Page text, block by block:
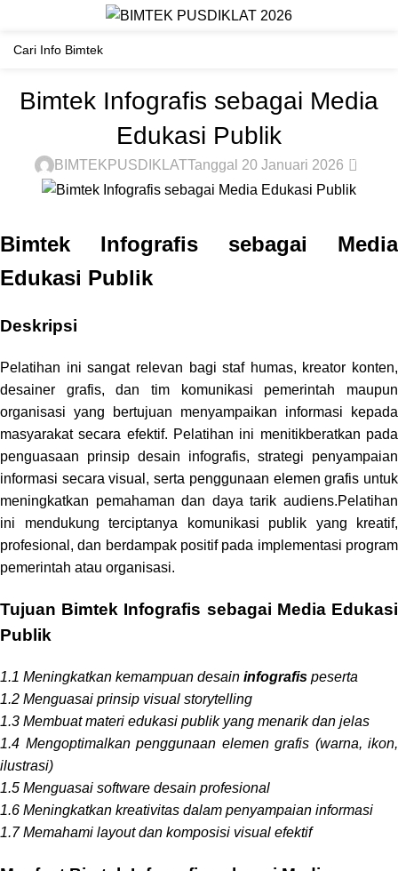
Materi Bimtek
Bimtek Infografis sebagai Media
Edukasi Publik
BIMTEKPUSDIKLATTanggal 20 Januari 2026 0
Bimtek Infografis sebagai Media
Edukasi Publik
Deskripsi
Pelatihan ini sangat relevan bagi staf humas, kreator konten,
desainer grafis, dan tim komunikasi pemerintah maupun
organisasi yang bertujuan menyampaikan informasi kepada
masyarakat secara efektif. Pelatihan ini menitikberatkan pada
penguasaan prinsip desain infografis, strategi penyampaian
informasi secara visual, serta penggunaan elemen grafis untuk
meningkatkan pemahaman dan daya tarik audiens.Pelatihan
ini mendukung terciptanya komunikasi publik yang kreatif,
profesional, dan berdampak positif pada implementasi program
pemerintah atau organisasi.
Tujuan Bimtek Infografis sebagai Media Edukasi
Publik
1.1 Meningkatkan kemampuan desain infografis peserta
1.2 Menguasai prinsip visual storytelling
1.3 Membuat materi edukasi publik yang menarik dan jelas
1.4 Mengoptimalkan penggunaan elemen grafis (warna, ikon,
ilustrasi)
1.5 Menguasai software desain profesional
1.6 Meningkatkan kreativitas dalam penyampaian informasi
1.7 Memahami layout dan komposisi visual efektif